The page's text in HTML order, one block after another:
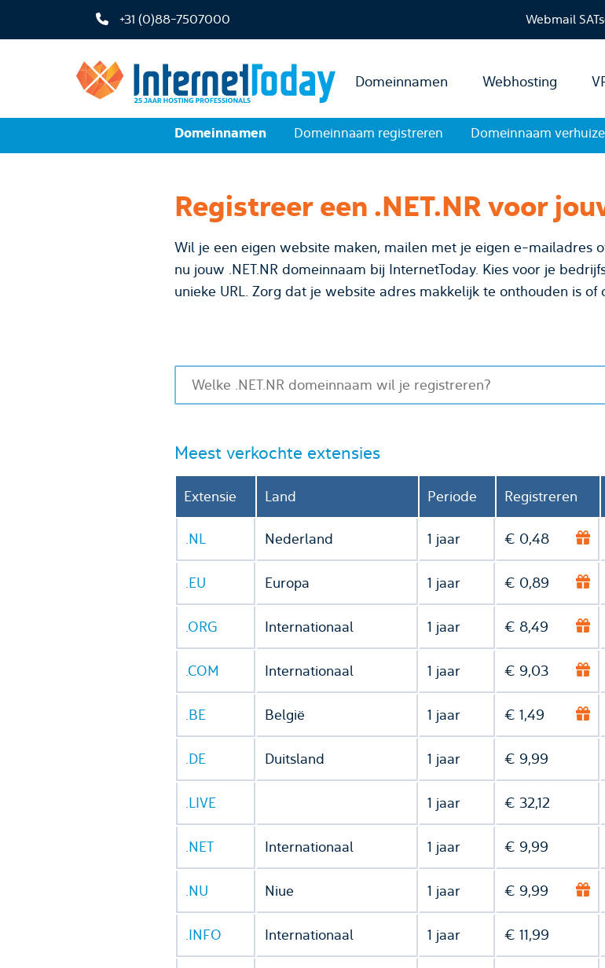
+31 (0)88-7507000 Webmail
Domeinnamen Webhosting
Domeinnamen Domeinnaam registreren Domeinnaam
Registreer een .NET.NR voor
Wil je een eigen website maken, mailen met je eigen e-mailadres
nu jouw .NET.NR domeinnaam bij InternetToday. Kies voor je bedrijfsnaam, je persoonsnaam of bedenk een
unieke URL. Zorg dat je website adres makkelijk te onthouden is
Meest verkochte extensies
Extensie Land Periode Registreren
.NL Nederland 1 jaar € 0,48
.EU Europa 1 jaar € 0,89
.ORG Internationaal 1 jaar € 8,49
.COM Internationaal 1 jaar € 9,03
.BE België 1 jaar € 1,49
.DE Duitsland 1 jaar € 9,99
.LIVE 1 jaar € 32,12
.NET Internationaal 1 jaar € 9,99
.NU Niue 1 jaar € 9,99
.INFO Internationaal 1 jaar € 11,99